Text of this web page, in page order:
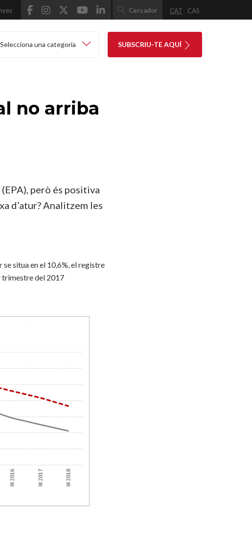
Cercador CAT CAS
Selecciona una categoria SUBSCRIU-TE AQUÍ
no arriba
però és positiva
d’atur? Analitzem les
situa en el 10,6%, el registre
trimestre del 2017